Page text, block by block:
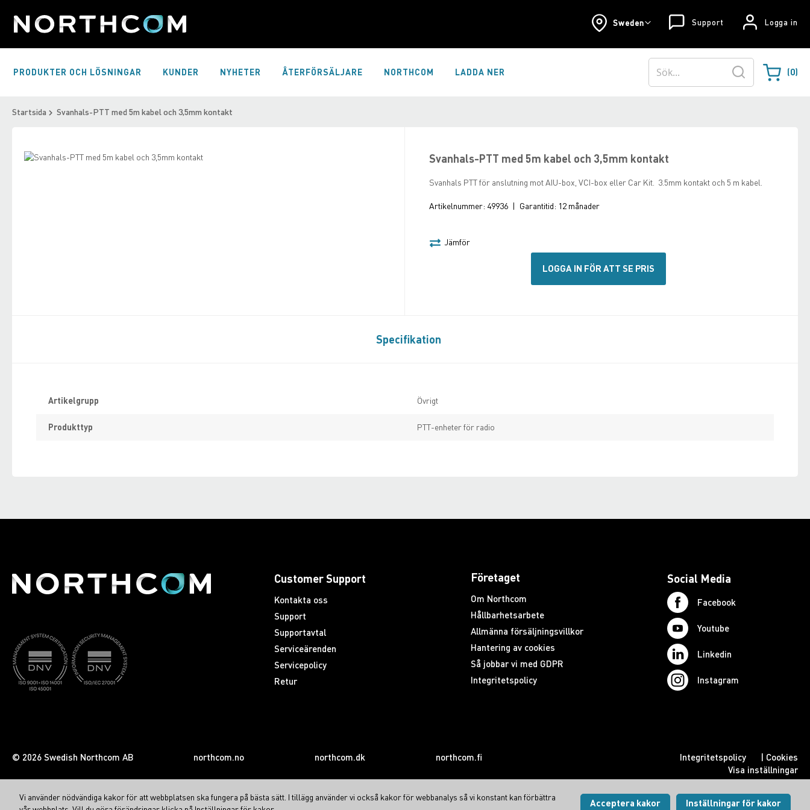
Logga in
Support
Skip
Sweden
PRODUKTER OCH LÖSNINGAR KUNDER NYHETER ÅTERFÖRSÄLJARE NORTHCOM LADDA NER Varukorgen
0
Sök
Startsida Svanhals-PTT med 5m kabel och 3,5mm kontakt
Svanhals-PTT med 5m kabel och 3,5mm kontakt
Svanhals PTT för anslutning mot AIU-box, VCI-box eller Car Kit. 3.5mm kontakt och 5 m kabel.
Artikelnummer: 49936 | Garantitid: 12 månader
Jämför
LOGGA IN FÖR ATT SE PRIS
Skip
Specifikation
Artikelgrupp Övrigt
Produkttyp PTT-enheter för radio
Customer Support
Kontakta oss
Support
Supportavtal
Serviceärenden
Servicepolicy
Retur
Företaget
Om Northcom
Hållbarhetsarbete
Allmänna försäljningsvillkor
Hantering av cookies
Så jobbar vi med GDPR
Integritetspolicy
Social Media
Facebook
Youtube
Linkedin
Instagram
© 2026 Swedish Northcom AB northcom.no northcom.dk northcom.fi Integritetspolicy | Cookies
Visa inställningar
Vi använder nödvändiga kakor för att webbplatsen ska fungera på bästa sätt. I tillägg använder vi också kakor för webbanalys så vi konstant kan förbättra
Acceptera kakor Inställningar för kakor